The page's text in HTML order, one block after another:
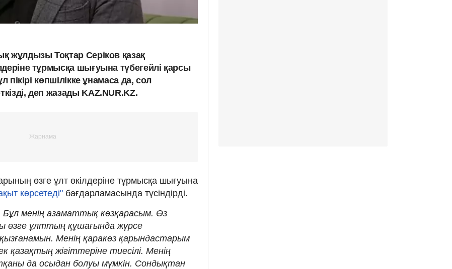
жұлдызы Тоқтар Серіков қазақ
тұрмысқа шығуына түбегейлі қарсы
пікірі көпшілікке ұнамаса да, сол
деп жазады KAZ.NUR.KZ.
өзге ұлт өкілдеріне тұрмысқа шығуына
көрсетеді" бағдарламасында түсіндірді.
Бұл менің азаматтық көзқарасым. Өз
өзге ұлттың құшағында жүрсе
Менің қаракөз қарындастарым
қазақтың жігіттеріне тиесілі. Менің
да осыдан болуы мүмкін. Сондықтан